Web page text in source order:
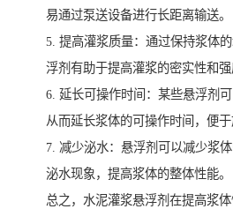
易通过泵送设备进行长距离输送。
5. 提高灌浆质量：通过保持浆体
浮剂有助于提高灌浆的密实性和强
6. 延长可操作时间：某些悬浮剂可
从而延长浆体的可操作时间，便于
7. 减少泌水：悬浮剂可以减少浆
泌水现象，提高浆体的整体性能。
总之，水泥灌浆悬浮剂在提高浆